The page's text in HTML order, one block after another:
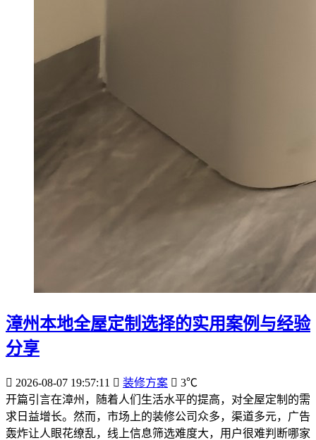
漳州本地全屋定制选择的实用案例与经验
分享
2026-08-07 19:57:11 装修方案
3℃
开篇引言在漳州，随着人们生活水平的提高，对全屋定制的需
求日益增长。然而，市场上的装修公司众多，渠道多元，广告
轰炸让人眼花缭乱，线上信息筛选难度大，用户很难判断哪家